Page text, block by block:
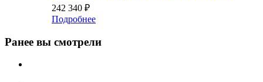
242 340 ₽
Подробнее
Ранее вы смотрели